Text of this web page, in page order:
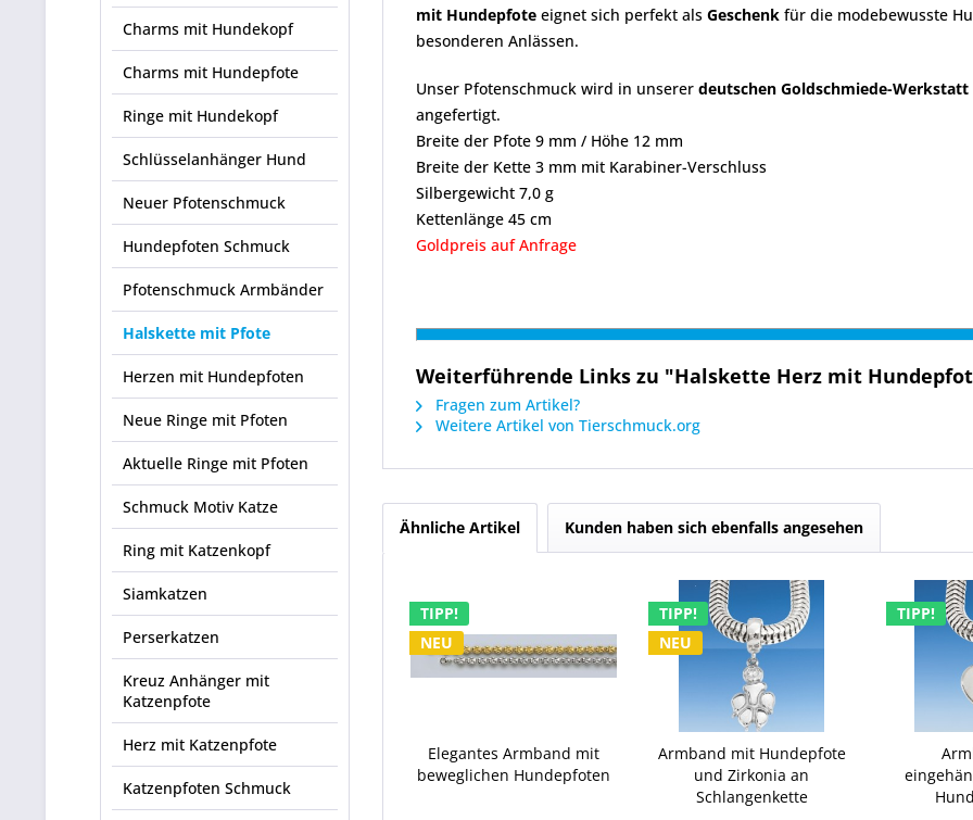
Charms mit Hundekopf
Charms mit Hundepfote
Ringe mit Hundekopf
Schlüsselanhänger Hund
Neuer Pfotenschmuck
Hundepfoten Schmuck
Pfotenschmuck Armbänder
Halskette mit Pfote
Herzen mit Hundepfoten
Neue Ringe mit Pfoten
Aktuelle Ringe mit Pfoten
Schmuck Motiv Katze
Ring mit Katzenkopf
Siamkatzen
Perserkatzen
Kreuz Anhänger mit
Katzenpfote
Herz mit Katzenpfote
Katzenpfoten Schmuck
mit Hundepfote eignet sich perfekt als Geschenk für die modebewusste
besonderen Anlässen.
Unser Pfotenschmuck wird in unserer deutschen Goldschmiede-Werkstatt
angefertigt.
Breite der Pfote 9 mm / Höhe 12 mm
Breite der Kette 3 mm mit Karabiner-Verschluss
Silbergewicht 7,0 g
Kettenlänge 45 cm
Goldpreis auf Anfrage
Weiterführende Links zu "Halskette Herz mit
Fragen zum Artikel?
Weitere Artikel von Tierschmuck.org
Ähnliche Artikel Kunden haben sich ebenfalls angesehen
TIPP!
NEU
Elegantes Armband mit
beweglichen Hundepfoten
TIPP!
NEU
Armband mit Hundepfote
und Zirkonia an
Schlangenkette
TIPP!